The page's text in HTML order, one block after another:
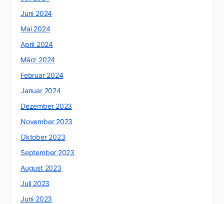
Juni 2024
Mai 2024
April 2024
März 2024
Februar 2024
Januar 2024
Dezember 2023
November 2023
Oktober 2023
September 2023
August 2023
Juli 2023
Juni 2023